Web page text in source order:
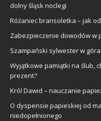
dolny śląsk noclegi
Różaniec bransoletka – jak
Zabezpieczenie dowodów w
Szampański sylwesterw
Wyjątkowe pamiątki na ślub,
prezent?
Król Dawid – nauczanie
O dyspensie papieskiej od
niedopełnionego